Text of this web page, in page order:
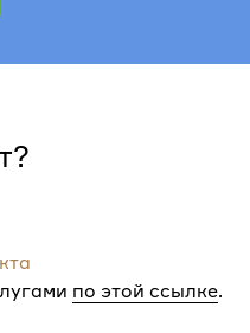
по этой ссылке.